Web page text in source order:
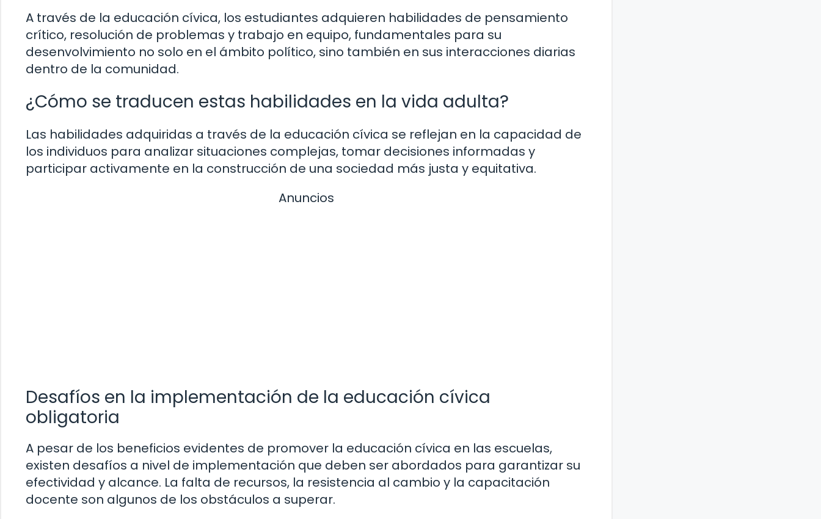
A través de la educación cívica, los estudiantes adquieren habilidades de pensamiento
crítico, resolución de problemas y trabajo en equipo, fundamentales para su
desenvolvimiento no solo en el ámbito político, sino también en sus interacciones diarias
dentro de la comunidad.
¿Cómo se traducen estas habilidades en la vida adulta?
Las habilidades adquiridas a través de la educación cívica se reflejan en la capacidad de
los individuos para analizar situaciones complejas, tomar decisiones informadas y
participar activamente en la construcción de una sociedad más justa y equitativa.
Anuncios
Desafíos en la implementación de la educación cívica
obligatoria
A pesar de los beneficios evidentes de promover la educación cívica en las escuelas,
existen desafíos a nivel de implementación que deben ser abordados para garantizar su
efectividad y alcance. La falta de recursos, la resistencia al cambio y la capacitación
docente son algunos de los obstáculos a superar.